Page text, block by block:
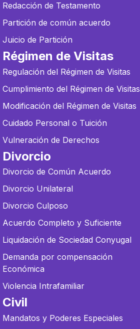
Redacción de Testamento
Partición de común acuerdo
Juicio de Partición
Régimen de Visitas
Regulación del Régimen de Visitas
Cumplimiento del Régimen de Visitas
Modificación del Régimen de Visitas
Cuidado Personal o Tuición
Vulneración de Derechos
Divorcio
Divorcio de Común Acuerdo
Divorcio Unilateral
Divorcio Culposo
Acuerdo Completo y Suficiente
Liquidación de Sociedad Conyugal
Demanda por compensación
Económica
Violencia Intrafamiliar
Civil
Mandatos y Poderes Especiales